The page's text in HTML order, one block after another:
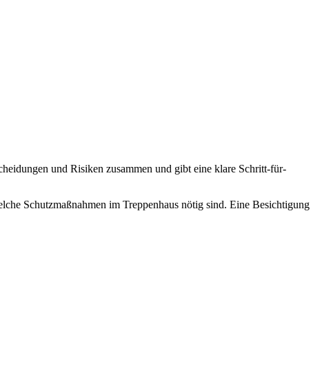
und Risiken zusammen und gibt eine klare Schritt-für-
Schutzmaßnahmen im Treppenhaus nötig sind. Eine Besichtigung